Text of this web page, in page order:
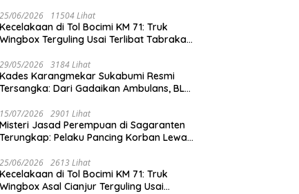
Keselamatan Warga!
di Cidahu Miring
Semrawut
Prajurit Yonarmed 13 Sukabumi
Perbatasan RI-Malaysia
25/06/2026 11504 Lihat
Kecelakaan di Tol Bocimi KM 71: Truk
Wingbox Terguling Usai Terlibat Tabrakan
29/05/2026 3184 Lihat
Kades Karangmekar Sukabumi Resmi
Tersangka: Dari Gadaikan Ambulans, BLT
15/07/2026 2901 Lihat
Misteri Jasad Perempuan di Sagaranten
Terungkap: Pelaku Pancing Korban Lewat
25/06/2026 2613 Lihat
Kecelakaan di Tol Bocimi KM 71: Truk
Wingbox Asal Cianjur Terguling Usai